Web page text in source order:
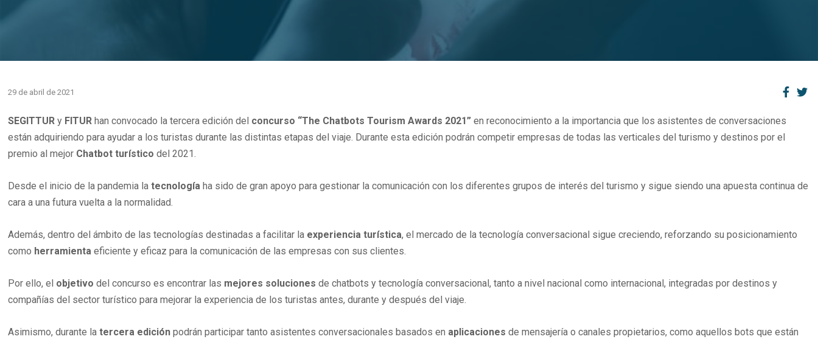
29 de abril de 2021
SEGITTURy FITUR han convocado la tercera edición del concurso “The Chatbots Tourism Awards 2021”en reconocimiento a la importancia que los asistentes de conversaciones
están adquiriendo para ayudar a los turistas durante las distintas etapas del viaje. Durante esta edición podrán competir empresas de todas las verticales del turismo y destinos por el
premio al mejor Chatbot turístico del 2021.
Desde el inicio de la pandemia latecnología ha sido de gran apoyo para gestionar la comunicación con los diferentes grupos de interés del turismo y sigue siendo una apuesta continua de
cara a una futura vuelta a la normalidad.
Además, dentro del ámbito de las tecnologías destinadas a facilitar la experiencia turística, el mercado de la tecnología conversacional sigue creciendo, reforzando su posicionamiento
como herramienta eficiente y eficaz para la comunicación de las empresas con sus clientes.
Por ello, el objetivo del concurso es encontrar las mejores soluciones de chatbots y tecnología conversacional, tanto a nivel nacional como internacional, integradas por destinos y
compañías del sector turístico para mejorar la experiencia de los turistas antes, durante y después del viaje.
Asimismo, durante latercera edición podrán participar tanto asistentes conversacionales basados en aplicaciones de mensajería o canales propietarios, como aquellos bots que están